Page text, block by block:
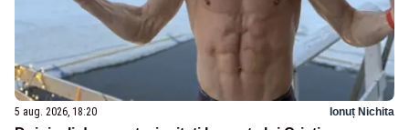
5 aug. 2026, 18:20 Ionuț Nichita